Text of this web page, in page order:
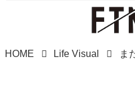
HOME Life Visual